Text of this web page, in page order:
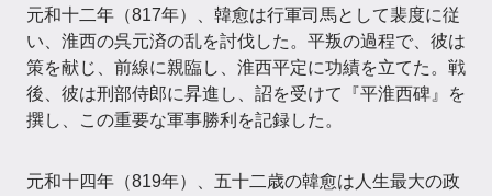
元和十二年（817年）、韓愈は行軍司馬として裴度に従
い、淮西の呉元済の乱を討伐した。平叛の過程で、彼は
策を献じ、前線に親臨し、淮西平定に功績を立てた。戦
後、彼は刑部侍郎に昇進し、詔を受けて『平淮西碑』を
撰し、この重要な軍事勝利を記録した。
元和十四年（819年）、五十二歳の韓愈は人生最大の政